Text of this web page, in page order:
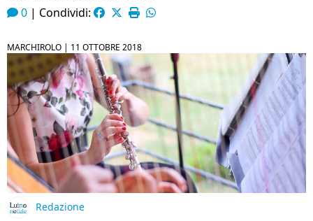
0 | Condividi:
MARCHIROLO | 11 OTTOBRE 2018
Redazione